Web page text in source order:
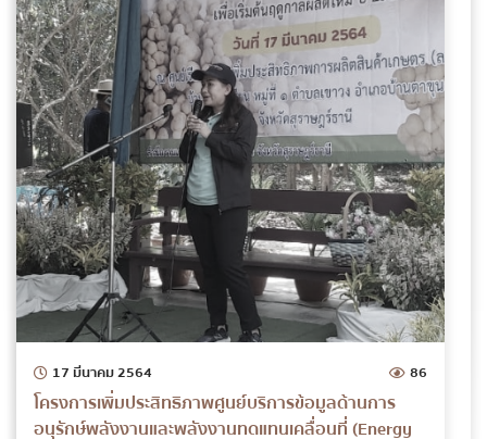
17 มีนาคม 2564 86
โครงการเพิ่มประสิทธิภาพศูนย์บริการข้อมูลด้านการ
อนุรักษ์พลังงานและพลังงานทดแทนเคลื่อนที่ (Energy